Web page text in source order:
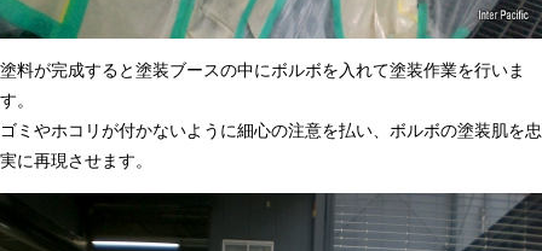
塗料が完成すると塗装ブースの中にボルボを入れて塗装作業を行いま
す。
ゴミやホコリが付かないように細心の注意を払い、ボルボの塗装肌を忠
実に再現させます。